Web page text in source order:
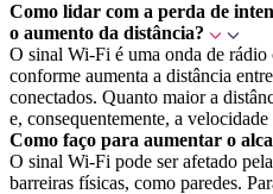
Como lidar com a perda de
o aumento da distância?
O sinal Wi-Fi é uma onda de
conforme aumenta a distância
conectados. Quanto maior a
e, consequentemente, a
Como faço para aumentar o
O sinal Wi-Fi pode ser afetado
barreiras físicas, como paredes.